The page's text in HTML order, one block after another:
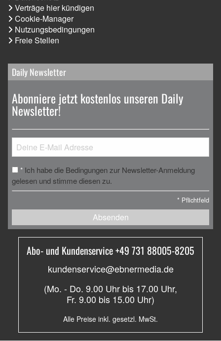
Verträge hier kündigen
Cookie-Manager
Nutzungsbedingungen
Freie Stellen
Daily Newsletter
Abonniere jetzt kostenlos unseren Daily
Newsletter!
* Ich habe die Bedingungen zur Newsletter-Anmeldung
gelesen und stimme diesen zu.
* Pflichtfeld
Absenden
Abo- und Kundenservice +49 731 88005-8205
kundenservice@ebnermedia.de
(Mo. - Do. 9.00 Uhr bis 17.00 Uhr,
Fr. 9.00 bis 15.00 Uhr)
Alle Preise inkl. gesetzl. MwSt.